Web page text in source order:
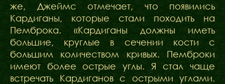
же, Джеймс отмечает, что появились
Кардиганы, которые стали походить на
Пемброка. «Кардиганы должны иметь
большие, круглые в сечении кости с
большим количеством кривых. Пемброки
имеют более острые углы. Я стал чаще
встречать Кардиганов с острыми углами.